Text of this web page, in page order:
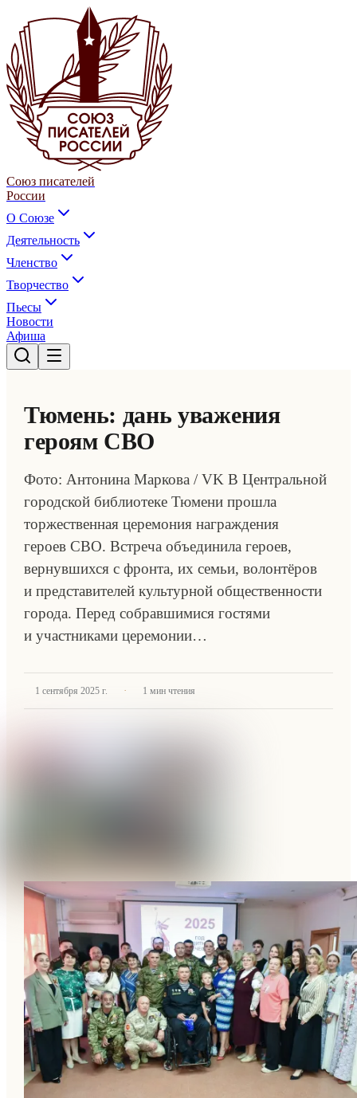
Союз писателей
России
О Союзе
Деятельность
Членство
Творчество
Пьесы
Новости
Афиша
Тюмень: дань уважения
героям СВО
Фото: Антонина Маркова / VK В Центральной
городской библиотеке Тюмени прошла
торжественная церемония награждения
героев СВО. Встреча объединила героев,
вернувшихся с фронта, их семьи, волонтёров
и представителей культурной общественности
города. Перед собравшимися гостями
и участниками церемонии…
1 сентября 2025 г. · 1 мин чтения